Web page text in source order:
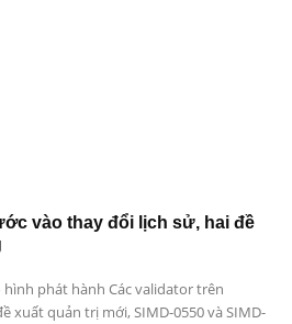
vào thay đổi lịch sử, hai đề
phát hành Các validator trên
xuất quản trị mới, SIMD-0550 và SIMD-